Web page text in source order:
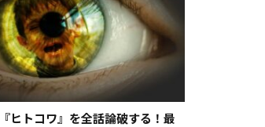
ヒトコワ』を全話論破する！最